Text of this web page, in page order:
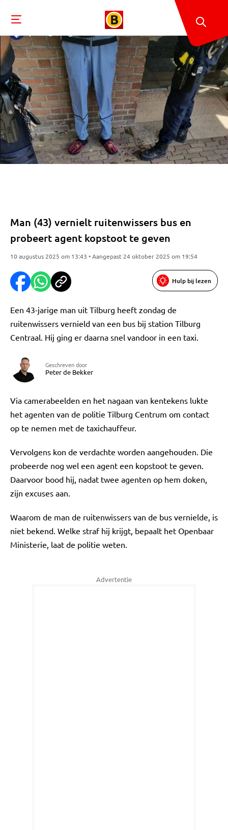
Man (43) vernielt ruitenwissers bus en
probeert agent kopstoot te geven
10 augustus 2025 om 13:43 • Aangepast 24 oktober 2025 om 19:54
Hulp bij lezen
Een 43-jarige man uit Tilburg heeft zondag de
ruitenwissers vernield van een bus bij station Tilburg
Centraal. Hij ging er daarna snel vandoor in een taxi.
Geschreven door
Peter de Bekker
Via camerabeelden en het nagaan van kentekens lukte
het agenten van de politie Tilburg Centrum om contact
op te nemen met de taxichauffeur.
Vervolgens kon de verdachte worden aangehouden. Die
probeerde nog wel een agent een kopstoot te geven.
Daarvoor bood hij, nadat twee agenten op hem doken,
zijn excuses aan.
Waarom de man de ruitenwissers van de bus vernielde, is
niet bekend. Welke straf hij krijgt, bepaalt het Openbaar
Ministerie, laat de politie weten.
Advertentie